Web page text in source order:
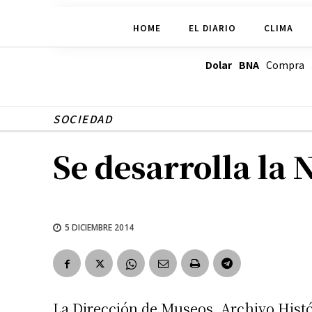
HOME EL DIARIO CLIMA
Dolar BNACompra
SOCIEDAD
Se desarrolla la
5 DICIEMBRE 2014